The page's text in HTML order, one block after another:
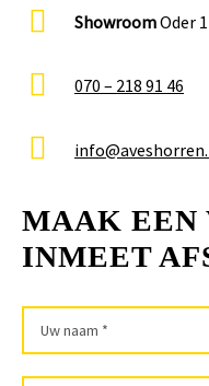
ShowroomOder
070 – 218 91 46
MAAK EEN
INMEET